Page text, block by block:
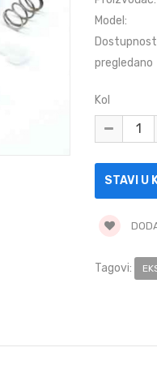
Model:
pregledano
Kol
Tagovi: